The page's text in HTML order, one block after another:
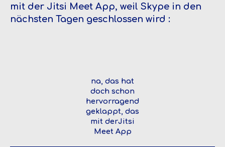
mit der Jitsi Meet App, weil Skype in den
nächsten Tagen geschlossen wird :
na, das hat
doch schon
hervorragend
geklappt, das
mit derJitsi
Meet App